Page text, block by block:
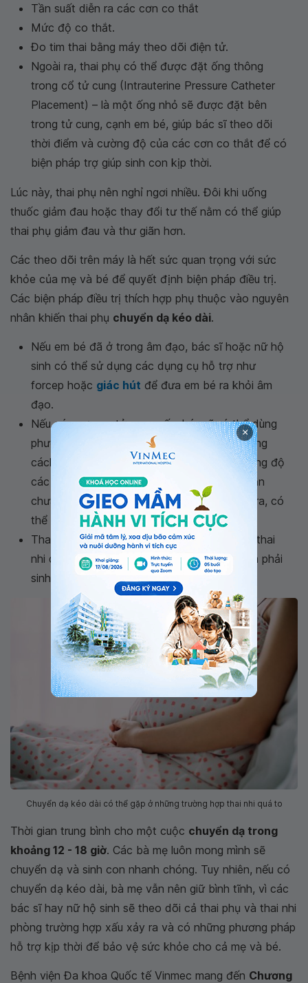
Tần suất diễn ra các cơn co thắt
Mức độ co thắt.
Đo tim thai bằng máy theo dõi điện tử.
Ngoài ra, thai phụ có thể được đặt ống thông
trong cổ tử cung (Intrauterine Pressure Catheter
Placement) – là một ống nhỏ sẽ được đặt bên
trong tử cung, cạnh em bé, giúp bác sĩ theo dõi
thời điểm và cường độ của các cơn co thắt để có
biện pháp trợ giúp sinh con kịp thời.
Lúc này, thai phụ nên nghỉ ngơi nhiều. Đôi khi uống
thuốc giảm đau hoặc thay đổi tư thế nằm có thể giúp
thai phụ giảm đau và thư giãn hơn.
Các theo dõi trên máy là hết sức quan trọng với sức
khỏe của mẹ và bé để quyết định biện pháp điều trị.
Các biện pháp điều trị thích hợp phụ thuộc vào nguyên
nhân khiến thai phụ chuyển dạ kéo dài.
Nếu em bé đã ở trong âm đạo, bác sĩ hoặc nữ hộ
sinh có thể sử dụng các dụng cụ hỗ trợ như
forcep hoặc giác hút để đưa em bé ra khỏi âm
đạo.
Nếu các cơn co tử cung yếu, bác sĩ có thể dùng
phương pháp “đẻ chỉ huy” để giúp đỡ mẹ bằng
cách tiêm oxytocin giúp tăng tốc độ và cường độ
các cơn co thắt. Sau đó nếu các cơn đau vẫn
chưa đủ mạnh và chuyển dạ vẫn chưa diễn ra, có
thể thai phụ cần được sinh mổ.
Thai phụ sẽ được sinh mổ trong trường hợp thai
nhi quá to so với mẹ, hoặc bé gặp nguy hiểm phải
sinh khẩn cấp..
Chuyển dạ kéo dài có thể gặp ở những trường hợp thai nhi quá to
Thời gian trung bình cho một cuộc chuyển dạ trong
khoảng 12 - 18 giờ. Các bà mẹ luôn mong mình sẽ
chuyển dạ và sinh con nhanh chóng. Tuy nhiên, nếu có
chuyển dạ kéo dài, bà mẹ vẫn nên giữ bình tĩnh, vì các
bác sĩ hay nữ hộ sinh sẽ theo dõi cả thai phụ và thai nhi
phòng trường hợp xấu xảy ra và có những phương pháp
hỗ trợ kịp thời để bảo vệ sức khỏe cho cả mẹ và bé.
Bệnh viện Đa khoa Quốc tế Vinmec mang đến Chương
×